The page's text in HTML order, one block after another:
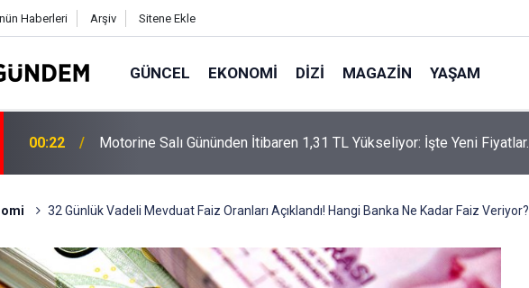
Haberleri Arşiv Sitene Ekle
GÜNCEL EKONOMI DIZI MAGAZIN YAŞAM
15:58
Neşet Ertaş’a “Bozkırın Tezenesi” Lakabını Kim Verdi? Beyaz’la Joker
Sorusunun Cevabı Merak Edildi
32 Günlük Vadeli Mevduat Faiz Oranları Açıklandı! Hangi Banka Ne Kadar Faiz Veriyor?